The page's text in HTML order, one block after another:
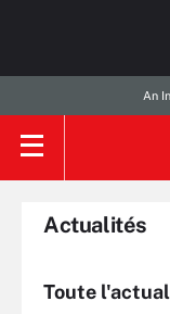
An
Actualités
Toute